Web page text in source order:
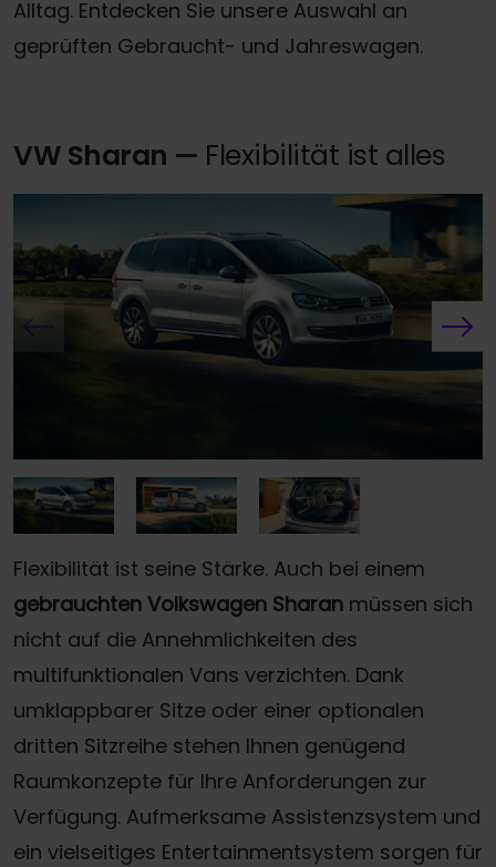
Alltag. Entdecken Sie unsere Auswahl an
geprüften Gebraucht- und Jahreswagen.
VW Sharan — Flexibilität ist alles
Flexibilität ist seine Stärke. Auch bei einem
gebrauchten Volkswagen Sharan müssen sich
nicht auf die Annehmlichkeiten des
multifunktionalen Vans verzichten. Dank
umklappbarer Sitze oder einer optionalen
dritten Sitzreihe stehen Ihnen genügend
Raumkonzepte für Ihre Anforderungen zur
Verfügung. Aufmerksame Assistenzsystem und
ein vielseitiges Entertainmentsystem sorgen für